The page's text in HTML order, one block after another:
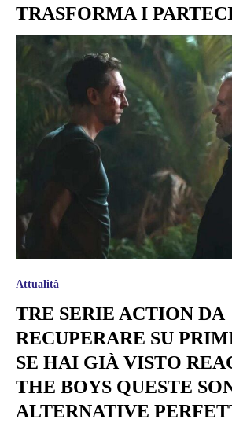
TRASFORMA I
Attualità
TRE SERIE ACTION DA
RECUPERARE SU
SE HAI GIÀ VISTO
THE BOYS QUESTE
ALTERNATIVE